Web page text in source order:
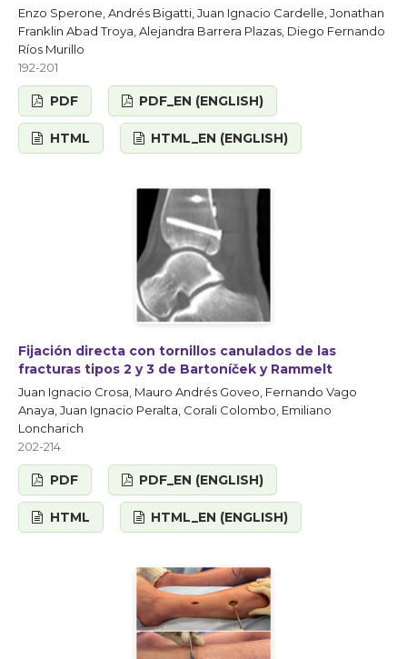
Enzo Sperone, Andrés Bigatti, Juan Ignacio Cardelle, Jonathan
Franklin Abad Troya, Alejandra Barrera Plazas, Diego Fernando
Ríos Murillo
192-201
PDF PDF_EN (ENGLISH)
HTML HTML_EN (ENGLISH)
Fijación directa con tornillos canulados de las
fracturas tipos 2 y 3 de Bartoníček y Rammelt
Juan Ignacio Crosa, Mauro Andrés Goveo, Fernando Vago
Anaya, Juan Ignacio Peralta, Corali Colombo, Emiliano
Loncharich
202-214
PDF PDF_EN (ENGLISH)
HTML HTML_EN (ENGLISH)